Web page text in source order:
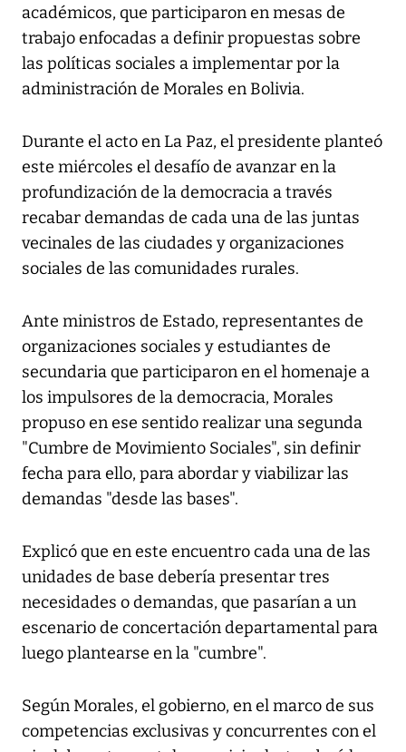
académicos, que participaron en mesas de
trabajo enfocadas a definir propuestas sobre
las políticas sociales a implementar por la
administración de Morales en Bolivia.
Durante el acto en La Paz, el presidente planteó
este miércoles el desafío de avanzar en la
profundización de la democracia a través
recabar demandas de cada una de las juntas
vecinales de las ciudades y organizaciones
sociales de las comunidades rurales.
Ante ministros de Estado, representantes de
organizaciones sociales y estudiantes de
secundaria que participaron en el homenaje a
los impulsores de la democracia, Morales
propuso en ese sentido realizar una segunda
"Cumbre de Movimiento Sociales", sin definir
fecha para ello, para abordar y viabilizar las
demandas "desde las bases".
Explicó que en este encuentro cada una de las
unidades de base debería presentar tres
necesidades o demandas, que pasarían a un
escenario de concertación departamental para
luego plantearse en la "cumbre".
Según Morales, el gobierno, en el marco de sus
competencias exclusivas y concurrentes con el